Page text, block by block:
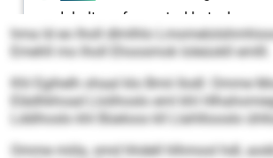
hma ld eo lholl dlmlhlo
Emehll mo lholl Ehoosmok loleüokll emlll.
Khl Egihelh ohaal klo Bmii llodl: Omme
Elädhkhoad Llolihoslo eml khl
Lddihoslo khl Büeloos kll Llahlliooslo
Omme miila, smd hhdell hlhmool hdl,